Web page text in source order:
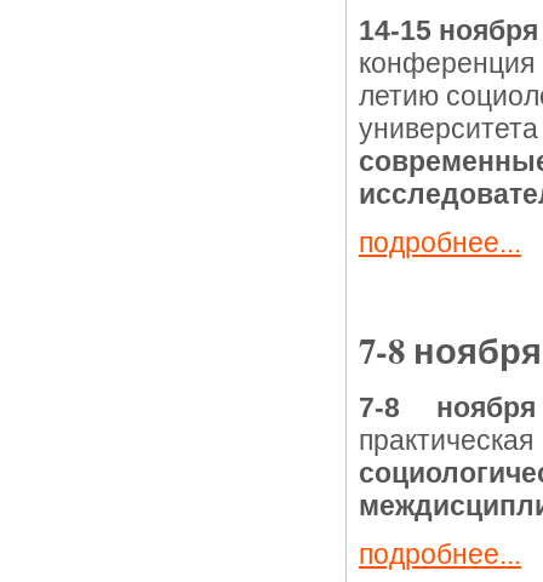
14-15
летию
подробнее...
7-8
7-8
подробнее...